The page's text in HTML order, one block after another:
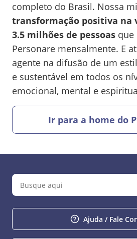
completo do Brasil. Nossa
transformação positiva na
3.5 milhões de pessoas que
Personare mensalmente. E
agente na difusão de um
e sustentável em todos os
emocional, mental e
Ir para a home do
Ajuda / Fale